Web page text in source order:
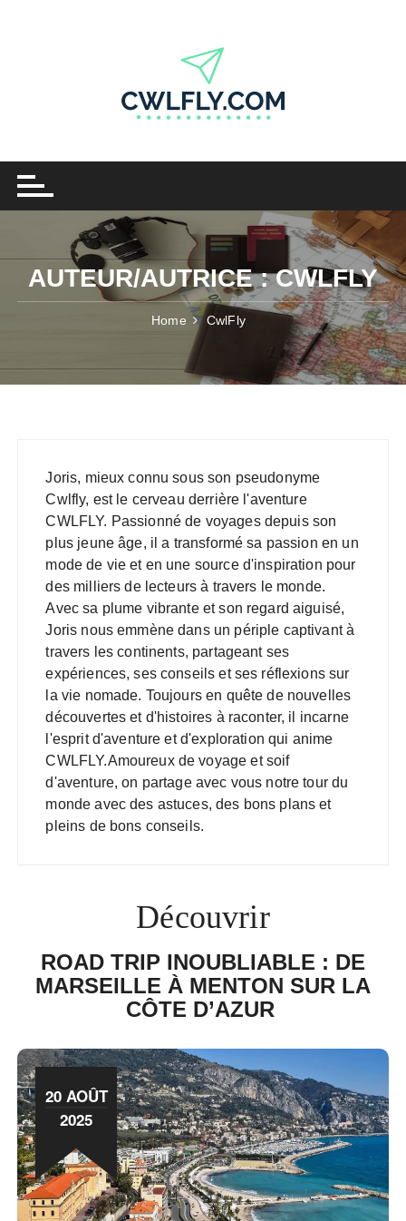
AUTEUR/AUTRICE :CWLFLY
Home CwlFly
Joris, mieux connu sous son pseudonyme
Cwlfly, est le cerveau derrière l'aventure
CWLFLY. Passionné de voyages depuis son
plus jeune âge, il a transformé sa passion en un
mode de vie et en une source d'inspiration pour
des milliers de lecteurs à travers le monde.
Avec sa plume vibrante et son regard aiguisé,
Joris nous emmène dans un périple captivant à
travers les continents, partageant ses
expériences, ses conseils et ses réflexions sur
la vie nomade. Toujours en quête de nouvelles
découvertes et d'histoires à raconter, il incarne
l'esprit d'aventure et d'exploration qui anime
CWLFLY.Amoureux de voyage et soif
d'aventure, on partage avec vous notre tour du
monde avec des astuces, des bons plans et
pleins de bons conseils.
Découvrir
ROAD TRIP INOUBLIABLE : DE
MARSEILLE À MENTON SUR LA
CÔTE D’AZUR
20 AOÛT
2025